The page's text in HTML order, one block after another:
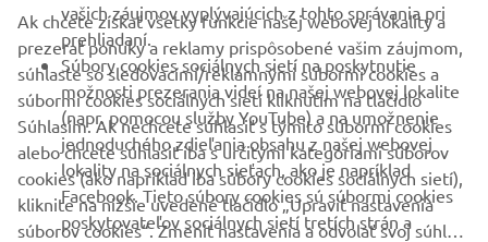
PRIHLÁSIŤ SA NA ODBER
Prečítajte si naše Zásady ochrany osobných údajov, aby ste sa
dozvedeli, ako spracovávame vaše osobné údaje:Ochrana
Osobných Údajov
vašich záujmov vyplývajúcich z tohto správania pri
prehliadaní.
Súbory cookies sociálnych sietí na poskytnutie
možnosti prezerania videí na našej webovej lokalite
(napr. pomocou služby YouTube) a na umožnenie
jednoduchého zdieľania obsahu z našej webovej
lokality na sociálnych sieťach, ako je napríklad
Facebook. Tieto súbory cookies sú súbormi cookies
poskytovateľov sociálnych sietí tretích strán a
Ak chcete získať všetky funkcie našej webovej lokality a
prezerať ponuky a reklamy prispôsobené vašim záujmom,
súhlaste so sledovacími/reklamnými súbormi cookies a
súbormi cookies sociálnych sietí kliknutím na tlačidlo
Súhlasím. Ak nechcete súhlasiť s týmito súbormi cookies
alebo chcete súhlasiť iba s určitými kategóriami súborov
cookies (ako napríklad iba súbory cookies sociálnych sietí),
kliknite na nižšie uvedené tlačidlo „Upraviť nastavenia
súborov cookies“. Zmeniť nastavenia a odvolať svoj súhlas